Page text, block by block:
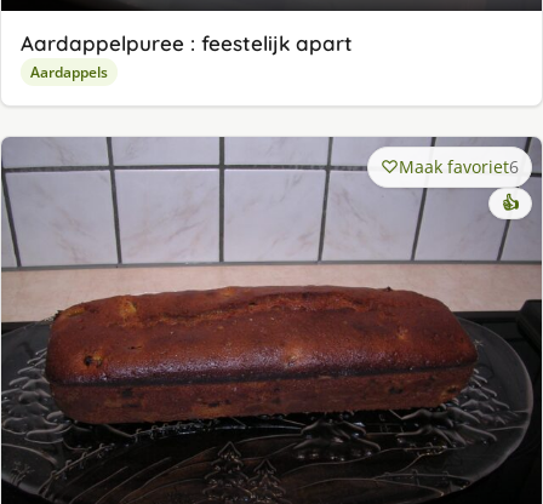
Aardappelpuree : feestelijk apart
Aardappels
Maak favoriet6
👍